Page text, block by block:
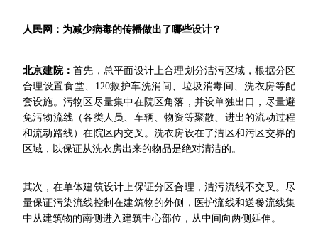
人民网：为减少病毒的传播做出了哪些设计？
北京建院：首先，总平面设计上合理划分洁污区域，根据分区
合理设置食堂、120救护车洗消间、垃圾消毒间、洗衣房等配
套设施。污物区尽量集中在院区角落，并设单独出口，尽量避
免污物流线（各类人员、车辆、物资等聚散、进出的流动过程
和流动路线）在院区内交叉。洗衣房设在了洁区和污区交界的
区域，以保证从洗衣房出来的物品是绝对清洁的。
其次，在单体建筑设计上保证分区合理，洁污流线不交叉。尽
量保证污染流线控制在建筑物的外侧，医护流线和送餐流线集
中从建筑物的南侧进入建筑中心部位，从中间向两侧延伸。